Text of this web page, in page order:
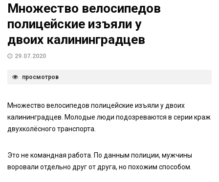
Множество велосипедов
полицейские изъяли у
двоих калининградцев
29.07.2020
просмотров
Множество велосипедов полицейские изъяли у двоих
калининградцев. Молодые люди подозреваются в серии краж
двухколёсного транспорта.
Это не командная работа. По данным полиции, мужчины
воровали отдельно друг от друга, но похожим способом.